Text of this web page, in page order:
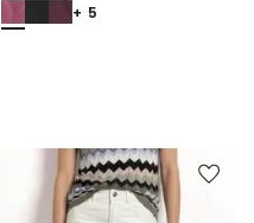
+ 5